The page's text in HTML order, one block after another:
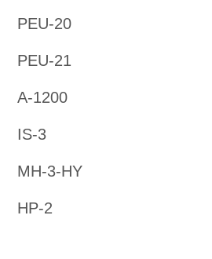
PEU-20
PEU-21
A-1200
IS-3
MH-3-HY
HP-2